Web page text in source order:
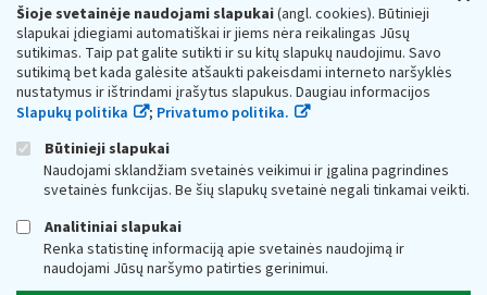
Šioje svetainėje naudojami slapukai(angl. cookies). Būtinieji
slapukai įdiegiami automatiškai ir jiems nėra reikalingas Jūsų
sutikimas. Taip pat galite sutikti ir su kitų slapukų naudojimu. Savo
sutikimą bet kada galėsite atšaukti pakeisdami interneto naršyklės
nustatymus ir ištrindami įrašytus slapukus. Daugiau informacijos
Slapukų politika
; Privatumo politika.
Būtinieji slapukai
Naudojami sklandžiam svetainės veikimui ir įgalina pagrindines
svetainės funkcijas. Be šių slapukų svetainė negali tinkamai veikti.
Analitiniai slapukai
Renka statistinę informaciją apie svetainės naudojimą ir
naudojami Jūsų naršymo patirties gerinimui.
Respublikos finansų ministerijos
Biudžetinė įstaiga. Juridinio asmens kodas — 188659752,
adresas: Vasario 16-osios g. 14, 01107 Vilnius, Lietuva, el.paštas:
vmi@vmi.lt, E. pristatymo dėžutės adresas 188659752
Duomenys apie Valstybinę mokesčių inspekciją prie Lietuvos
Respublikos finansų ministerijos kaupiami ir saugomi Juridinių